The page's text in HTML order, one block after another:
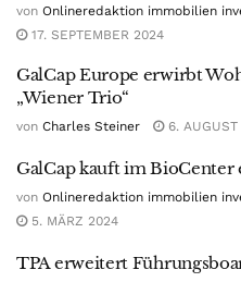
von Onlineredaktion immobilien
17. SEPTEMBER 2024
GalCap Europe erwirbt
„Wiener Trio“
von Charles Steiner 6. AUGUST
GalCap kauft im BioCenter
von Onlineredaktion immobilien
5. MÄRZ 2024
TPA erweitert